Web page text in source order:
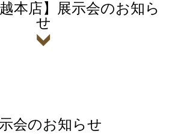
越本店】展示会のお知ら
せ
会のお知らせ